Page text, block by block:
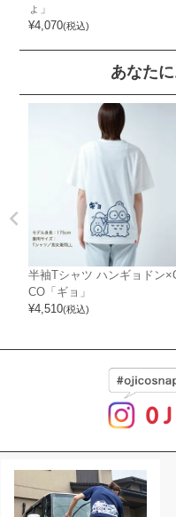
ょ」
¥4,070(税込)
あなた
半袖Tシャツ ハンギョドン
CO「ギョ」
¥4,510(税込)